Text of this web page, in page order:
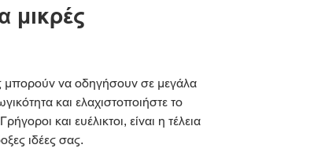
μικρές
μπορούν να οδηγήσουν σε μεγάλα
και ελαχιστοποιήστε το
και ευέλικτοι, είναι η τέλεια
ιδέες σας.